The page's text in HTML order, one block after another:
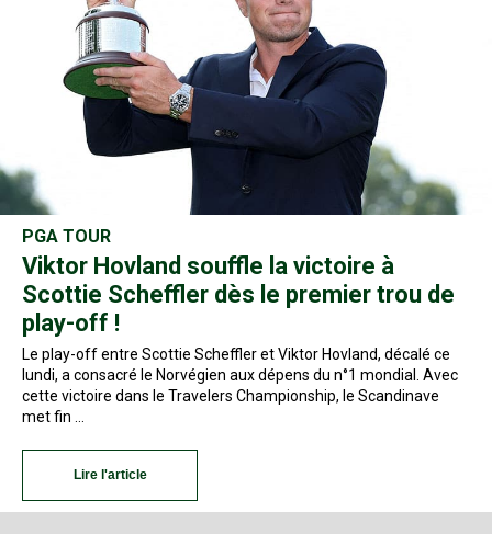
PGA TOUR
Viktor Hovland souffle la victoire à
Scottie Scheffler dès le premier trou de
play-off !
Le play-off entre Scottie Scheffler et Viktor Hovland, décalé ce
lundi, a consacré le Norvégien aux dépens du n°1 mondial. Avec
cette victoire dans le Travelers Championship, le Scandinave
met fin …
Lire l'article